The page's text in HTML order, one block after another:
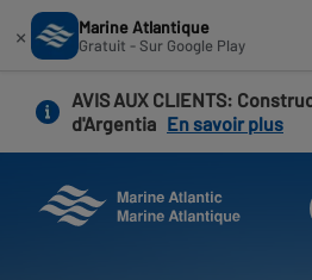
contenu
principal
× Marine Atlantique
Gratuit - Sur Google Play
AVIS AUX CLIENTS:
d'Argentia En savoir plus